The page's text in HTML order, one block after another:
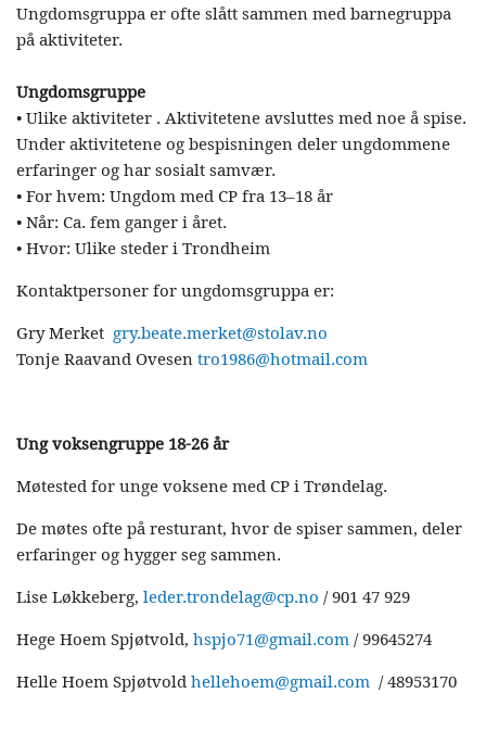
Ungdomsgruppa er ofte slått sammen med barnegruppa
på aktiviteter.
Ungdomsgruppe
• Ulike aktiviteter . Aktivitetene avsluttes med noe å spise.
Under aktivitetene og bespisningen deler ungdommene
erfaringer og har sosialt samvær.
• For hvem: Ungdom med CP fra 13–18 år
• Når: Ca. fem ganger i året.
• Hvor: Ulike steder i Trondheim
Kontaktpersoner for ungdomsgruppa er:
Gry Merket gry.beate.merket@stolav.no
Tonje Raavand Ovesen tro1986@hotmail.com
Ung voksengruppe 18-26 år
Møtested for unge voksene med CP i Trøndelag.
De møtes ofte på resturant, hvor de spiser sammen, deler
erfaringer og hygger seg sammen.
Lise Løkkeberg, leder.trondelag@cp.no / 901 47 929
Hege Hoem Spjøtvold, hspjo71@gmail.com / 99645274
Helle Hoem Spjøtvold hellehoem@gmail.com / 48953170